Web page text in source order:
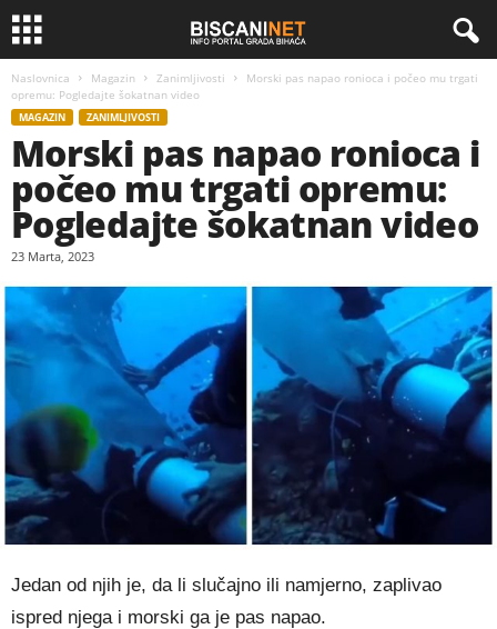
Naslovnica Magazin Zanimljivosti
Morski pas napao ronioca i počeo mu trgati
opremu: Pogledajte šokatnan video
MAGAZIN ZANIMLJIVOSTI
Morski pas napao ronioca i
počeo mu trgati opremu:
Pogledajte šokatnan video
23 Marta, 2023
Jedan od njih je, da li slučajno ili namjerno, zaplivao
ispred njega i morski ga je pas napao.